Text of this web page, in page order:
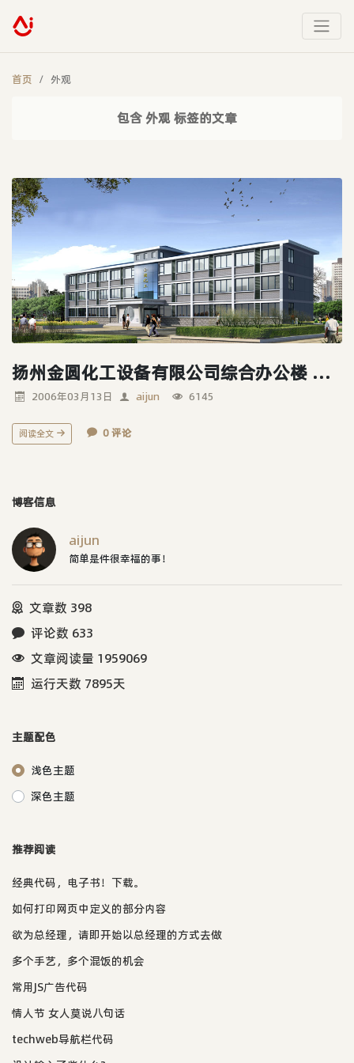
首页 外观
包含 外观 标签的文章
扬州金圆化工设备有限公司综合办公楼 外观改造方案
2006年03月13日 aijun 6145
阅读全文 0 评论
博客信息
aijun
简单是件很幸福的事！
文章数 398
评论数 633
文章阅读量 1959069
运行天数 7895天
主题配色
浅色主题
深色主题
推荐阅读
经典代码，电子书！下载。
如何打印网页中定义的部分内容
欲为总经理，请即开始以总经理的方式去做
多个手艺，多个混饭的机会
常用JS广告代码
情人节 女人莫说八句话
techweb导航栏代码